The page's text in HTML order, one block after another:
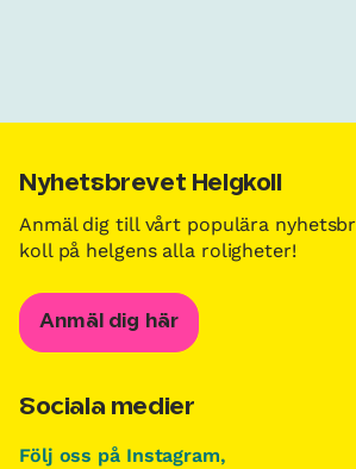
Nyhetsbrevet Helgkoll
Anmäl dig till vårt populära
koll på helgens alla roligheter!
Anmäl dig här
Sociala medier
Följ oss på Instagram,